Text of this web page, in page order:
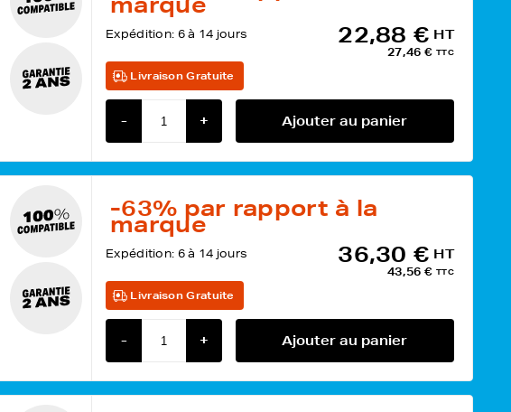
Expédition: 6 à 14 jours 22,88 € HT
27,46 € TTC
Livraison Gratuite
- + Ajouter au panier
-63% par rapport à la
marque
Expédition: 6 à 14 jours 36,30 € HT
43,56 € TTC
Livraison Gratuite
- + Ajouter au panier